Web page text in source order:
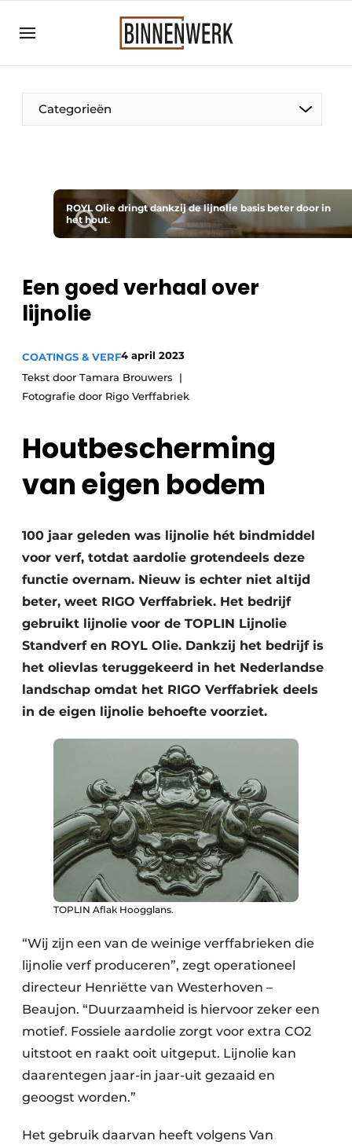
Aanmelden
Bedrijven
Binnenwerk | Hét magazine voor de
Direct contact
Evenement aanmelden
Nieuwsbrief
Podcasts
Vacature aanmelden
Categorieën
ROYL Olie dringt dankzij de lijnolie basis beter door in
het hout.
Een goed verhaal over
lijnolie
COATINGS & VERF4 april 2023
Tekst door Tamara Brouwers
Fotografie door Rigo Verffabriek
Houtbescherming
van eigen bodem
100 jaar geleden was lijnolie hét bindmiddel
voor verf, totdat aardolie grotendeels deze
functie overnam. Nieuw is echter niet altijd
beter, weet RIGO Verffabriek. Het bedrijf
gebruikt lijnolie voor de TOPLIN Lijnolie
Standverf en ROYL Olie. Dankzij het bedrijf is
het olievlas teruggekeerd in het Nederlandse
landschap omdat het RIGO Verffabriek deels
in de eigen lijnolie behoefte voorziet.
TOPLIN Aflak Hoogglans.
“Wij zijn een van de weinige verffabrieken die
lijnolie verf produceren”, zegt operationeel
directeur Henriëtte van Westerhoven –
Beaujon. “Duurzaamheid is hiervoor zeker een
motief. Fossiele aardolie zorgt voor extra CO2
uitstoot en raakt ooit uitgeput. Lijnolie kan
daarentegen jaar-in jaar-uit gezaaid en
geoogst worden.”
Het gebruik daarvan heeft volgens Van